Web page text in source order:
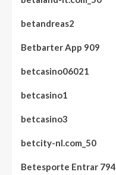
betandreas2
Betbarter App 909
betcasino06021
betcasino1
betcasino3
betcity-nl.com_50
Betesporte Entrar 794